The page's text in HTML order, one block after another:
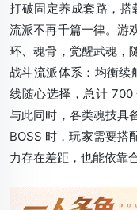
打破固定养成套路，
流派不再千篇一律。游
环、魂骨，觉醒武魂，
战斗流派体系：均衡
线随心选择，总计 700
与此同时，各类魂技具
BOSS 时，玩家需要搭
力存在差距，也能依靠